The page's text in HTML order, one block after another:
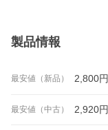
製品情報
最安値（新品） 2,800円
最安値（中古） 2,920円